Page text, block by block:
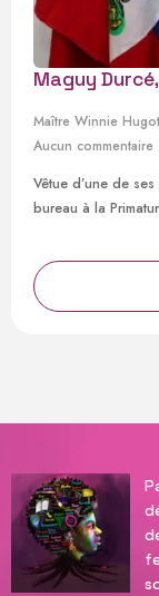
Maguy
Maître Winnie
Aucun commentaire
Vêtue d’une de
bureau à la